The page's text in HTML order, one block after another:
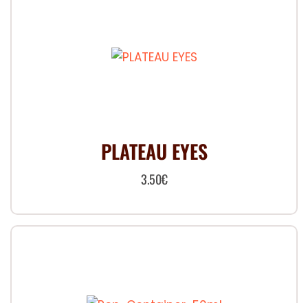
PLATEAU EYES
3.50€